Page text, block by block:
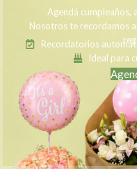
Agendá cumpleaños,
Nosotros te recordamos
Recordatorios
Ideal para